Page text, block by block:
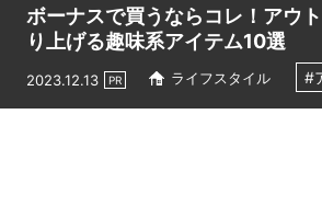
ボーナスで買うならコレ！アウ
り上げる趣味系アイテム10選
2023.12.13 PR ライフスタイル #